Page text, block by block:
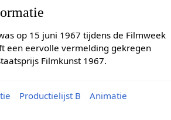
op 15 juni 1967 tijdens de Filmweek
een eervolle vermelding gekregen
Filmkunst 1967.
Productielijst B
Animatie